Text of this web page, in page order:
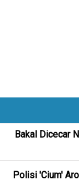
Bakal Dicecar
Polisi 'Cium'